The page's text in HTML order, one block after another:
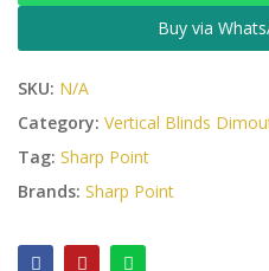
Buy via
SKU: N/A
Category: Vertical Blinds
Tag: Sharp Point
Brands: Sharp Point